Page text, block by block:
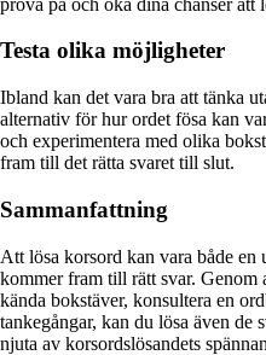
Testa olika möjligheter
Ibland kan det vara bra att tänka
alternativ för hur ordet fösa kan
och experimentera med olika
fram till det rätta svaret till slut.
Sammanfattning
Att lösa korsord kan vara både
kommer fram till rätt svar. Genom
kända bokstäver, konsultera en
tankegångar, kan du lösa även de
njuta av korsordslösandets